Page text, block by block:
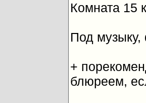
Комната 15
Под
+
блюреем,